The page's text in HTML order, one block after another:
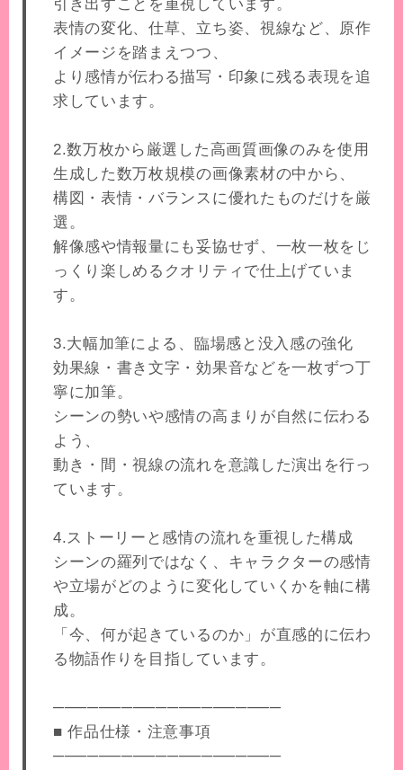
引き出すことを重視しています。
表情の変化、仕草、立ち姿、視線など、原作
イメージを踏まえつつ、
より感情が伝わる描写・印象に残る表現を追
求しています。
2.数万枚から厳選した高画質画像のみを使用
生成した数万枚規模の画像素材の中から、
構図・表情・バランスに優れたものだけを厳
選。
解像感や情報量にも妥協せず、一枚一枚をじ
っくり楽しめるクオリティで仕上げていま
す。
3.大幅加筆による、臨場感と没入感の強化
効果線・書き文字・効果音などを一枚ずつ丁
寧に加筆。
シーンの勢いや感情の高まりが自然に伝わる
よう、
動き・間・視線の流れを意識した演出を行っ
ています。
4.ストーリーと感情の流れを重視した構成
シーンの羅列ではなく、キャラクターの感情
や立場がどのように変化していくかを軸に構
成。
「今、何が起きているのか」が直感的に伝わ
る物語作りを目指しています。
────────────────────
■ 作品仕様・注意事項
────────────────────